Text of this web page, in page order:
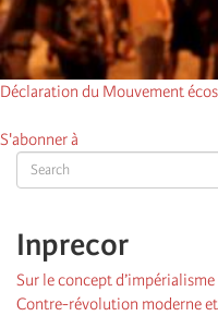
Search
Inprecor
Sur le concept
Contre-révolution moderne
Déclaration du Mouvement
S'abonner à